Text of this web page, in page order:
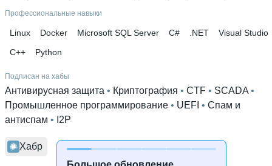
Профессиональные навыки
Linux Docker Microsoft SQL Server C# .NET
Visual Studio
C++
Python
Подписан на хабы
Антивирусная защита • Криптография • CTF • SCADA
Промышленное программирование • UEFI • Спам и
антиспам • I2P
Хабр